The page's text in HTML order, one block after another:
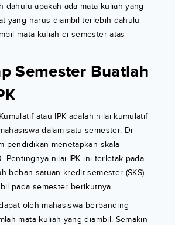
dahulu apakah ada mata kuliah yang
yang harus diambil terlebih dahulu
mata kuliah di semester atas
Semester Buatlah
atau IPK adalah nilai kumulatif
dalam satu semester. Di
pendidikan menetapkan skala
Pentingnya nilai IPK ini terletak pada
beban satuan kredit semester (SKS)
pada semester berikutnya.
oleh mahasiswa berbanding
mata kuliah yang diambil. Semakin